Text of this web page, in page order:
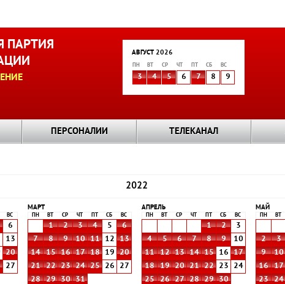
ПАРТИЯ
АВГУСТ 2026
ПН ВТ СР ЧТ СБ ВС
3 4 5 6 7 8 9
ПЕРСОНАЛИИ ТЕЛЕКАНАЛ
2022
ВС
6
13
20
27
МАРТ
ПН ВТ СР ЧТ СБ ВС
1 2 3 4 5
6
7
8 9 10 11 12
13
14
15 16 17 18 19
20
21
22 23 24 25 26
27
28
29 30 31
АПРЕЛЬ
ПН ВТ СР ЧТ СБ ВС
1 2
3
4
5 6 7 8 9
10
11
12 13 14 15 16
17
18
19 20 21 22 23
24
25
26 27 28 29 30
МАЙ
ПН ВТ
2
3
9
10
16
17
23
24